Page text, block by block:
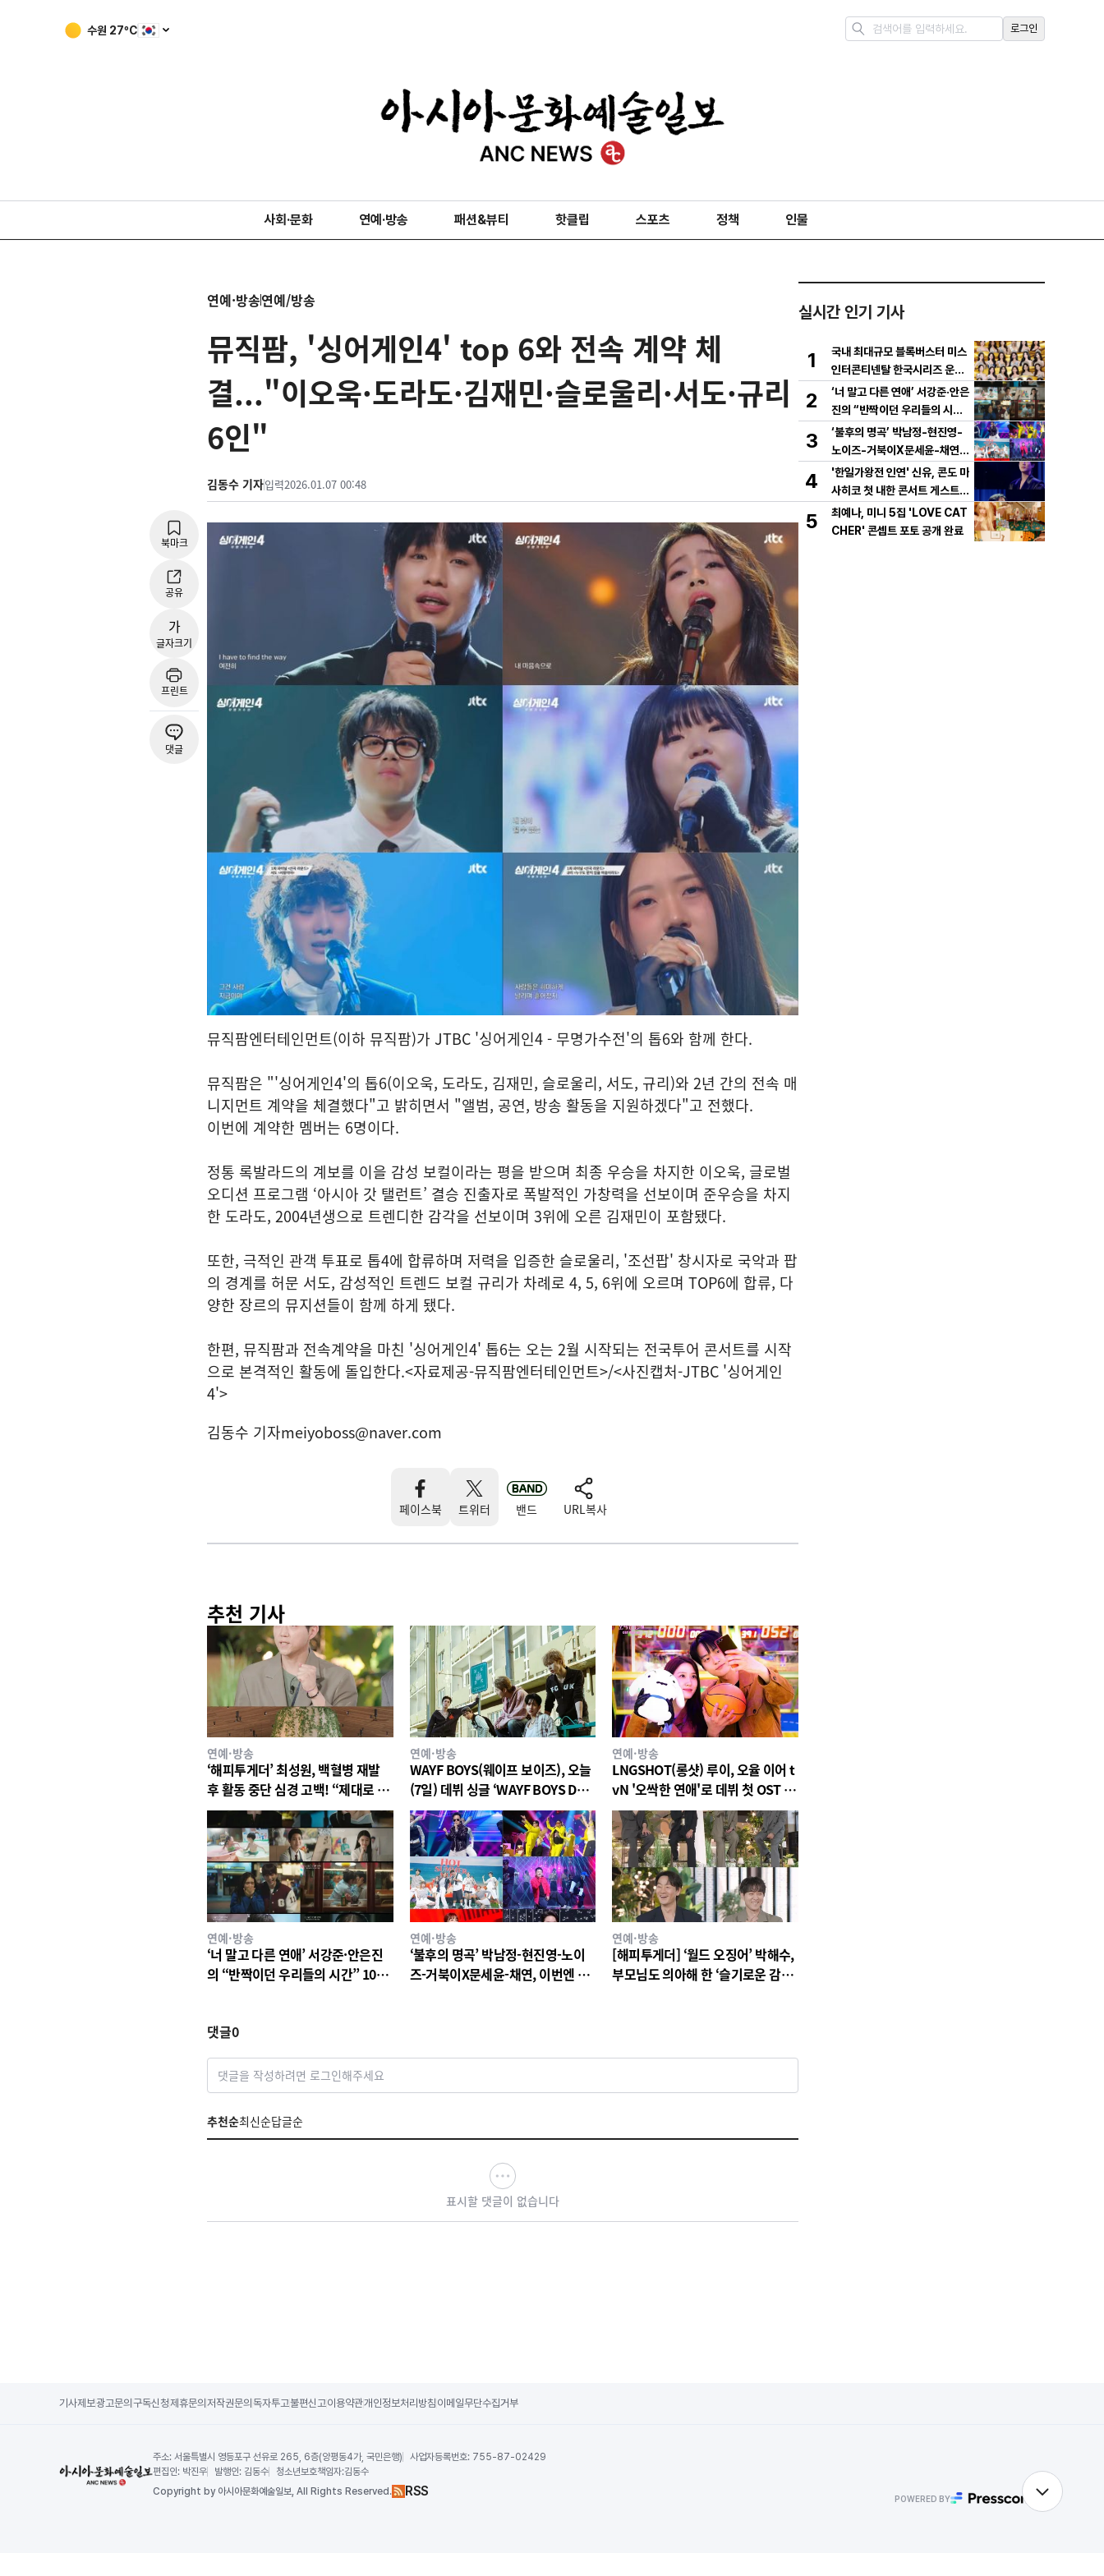
수원 27ºC 로그인
사회·문화 연예·방송 패션&뷰티 핫클립 스포츠 정책 인물
연예·방송연예/방송
뮤직팜, '싱어게인4' top 6와 전속 계약 체
결..."이오욱·도라도·김재민·슬로울리·서도·규리
6인"
김동수 기자입력2026.01.07 00:48
북마크
공유
가
글자크기
프린트
댓글
뮤직팜엔터테인먼트(이하 뮤직팜)가 JTBC '싱어게인4 - 무명가수전'의 톱6와 함께 한다.
뮤직팜은 "'싱어게인4'의 톱6(이오욱, 도라도, 김재민, 슬로울리, 서도, 규리)와 2년 간의 전속 매
니지먼트 계약을 체결했다"고 밝히면서 "앨범, 공연, 방송 활동을 지원하겠다"고 전했다.
이번에 계약한 멤버는 6명이다.
정통 록발라드의 계보를 이을 감성 보컬이라는 평을 받으며 최종 우승을 차지한 이오욱, 글로벌
오디션 프로그램 ‘아시아 갓 탤런트’ 결승 진출자로 폭발적인 가창력을 선보이며 준우승을 차지
한 도라도, 2004년생으로 트렌디한 감각을 선보이며 3위에 오른 김재민이 포함됐다.
또한, 극적인 관객 투표로 톱4에 합류하며 저력을 입증한 슬로울리, '조선팝' 창시자로 국악과 팝
의 경계를 허문 서도, 감성적인 트렌드 보컬 규리가 차례로 4, 5, 6위에 오르며 TOP6에 합류, 다
양한 장르의 뮤지션들이 함께 하게 됐다.
한편, 뮤직팜과 전속계약을 마친 '싱어게인4' 톱6는 오는 2월 시작되는 전국투어 콘서트를 시작
으로 본격적인 활동에 돌입한다.<자료제공-뮤직팜엔터테인먼트>/<사진캡처-JTBC '싱어게인
4'>
김동수 기자meiyoboss@naver.com
페이스북 트위터 밴드 URL복사
추천 기사
연예·방송
‘해피투게더’ 최성원, 백혈병 재발
후 활동 중단 심경 고백! “제대로 서
있지도 못해. 매우 매우 고통스러웠
다”
연예·방송
WAYF BOYS(웨이프 보이즈), 오늘
(7일) 데뷔 싱글 ‘WAYF BOYS DO’
전 세계 공개
연예·방송
LNGSHOT(롱샷) 루이, 오율 이어 t
vN '오싹한 연애'로 데뷔 첫 OST 참
여…8일 'All I Can Say Is' 발매
연예·방송
‘너 말고 다른 연애’ 서강준·안은진
의 “반짝이던 우리들의 시간” 10년
연예·방송
‘불후의 명곡’ 박남정-현진영-노이
즈-거북이X문세윤-채연, 이번엔 댄
연예·방송
[해피투게더] ‘월드 오징어’ 박해수,
부모님도 의아해 한 ‘슬기로운 감빵
댓글0
댓글을 작성하려면 로그인해주세요
추천순최신순답글순
표시할 댓글이 없습니다
실시간 인기 기사
1
국내 최대규모 블록버스터 미스
인터콘티넨탈 한국시리즈 운용
개시!
2
‘너 말고 다른 연애’ 서강준·안은
진의 “반짝이던 우리들의 시간”
10년 사랑 서사 드러났다! 1차
설렘 티저 영상 공개!
3
‘불후의 명곡’ 박남정-현진영-
노이즈-거북이X문세윤-채연,
이번엔 댄스 배틀이다! X세대
댄스 레전드 총출동! 댄스 본능
깨운다!
4
'한일가왕전 인연' 신유, 콘도 마
사히코 첫 내한 콘서트 게스트
지원사격! 깜짝 듀엣 '감동'
5
최예나, 미니 5집 'LOVE CAT
CHER' 콘셉트 포토 공개 완료
기사제보광고문의 구독신청제휴문의 저작권문의 독자투고불편신고이용약관개인정보처리방침 이메일무단수집거부
주소: 서울특별시 영등포구 선유로 265, 6층(양평동4가, 국민은행) 사업자등록번호: 755-87-02429
편집인: 박진우 발행인: 김동수 청소년보호책임자:김동수
Copyright by 아시아문화예술일보, All Rights Reserved. RSS POWERED BY